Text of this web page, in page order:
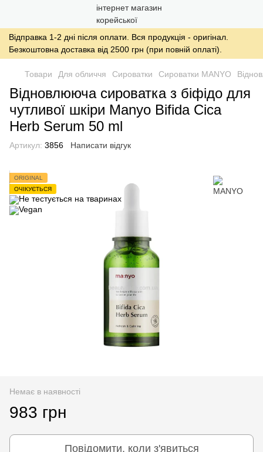
Відправка 1-2 дні після оплати. Вся продукція - оригінал.
Безкоштовна доставка від 2500 грн (при повній оплаті).
Товари Для обличчя Сироватки Сироватки MANYO
Відновлююча сироватка з біфідо для
чутливої шкіри Manyo Bifida Cica
Herb Serum 50 ml
Артикул: 3856 Написати відгук
ORIGINAL
ОЧІКУЄТЬСЯ
Немає в наявності
983 грн
Повідомити, коли з'явиться